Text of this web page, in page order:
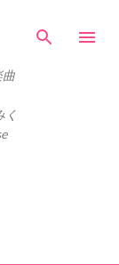
動
曲
く